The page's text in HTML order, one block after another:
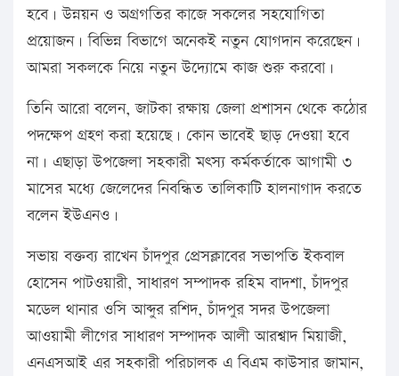
হবে। উন্নয়ন ও অগ্রগতির কাজে সকলের সহযোগিতা
প্রয়োজন। বিভিন্ন বিভাগে অনেকই নতুন যোগদান করেছেন।
আমরা সকলকে নিয়ে নতুন উদ্যোমে কাজ শুরু করবো।
তিনি আরো বলেন, জাটকা রক্ষায় জেলা প্রশাসন থেকে কঠোর
পদক্ষেপ গ্রহণ করা হয়েছে। কোন ভাবেই ছাড় দেওয়া হবে
না। এছাড়া উপজেলা সহকারী মৎস্য কর্মকর্তাকে আগামী ৩
মাসের মধ্যে জেলেদের নিবন্ধিত তালিকাটি হালনাগাদ করতে
বলেন ইউএনও।
সভায় বক্তব্য রাখেন চাঁদপুর প্রেসক্লাবের সভাপতি ইকবাল
হোসেন পাটওয়ারী, সাধারণ সম্পাদক রহিম বাদশা, চাঁদপুর
মডেল থানার ওসি আব্দুর রশিদ, চাঁদপুর সদর উপজেলা
আওয়ামী লীগের সাধারণ সম্পাদক আলী আরশ্বাদ মিয়াজী,
এনএসআই এর সহকারী পরিচালক এ বিএম কাউসার জামান,